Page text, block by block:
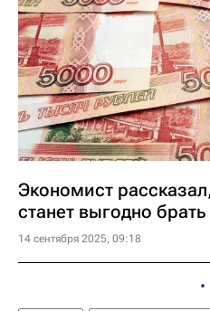
Экономист
станет выгодно брать
14 сентября 2025, 09:18